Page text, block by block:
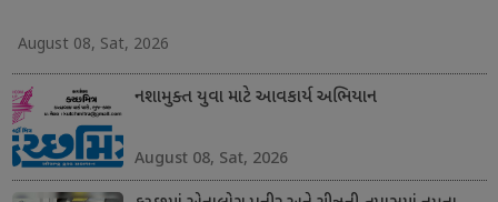
August 08, Sat, 2026
નશામુક્ત યુવા માટે આવકાર્ય અભિયાન
August 08, Sat, 2026